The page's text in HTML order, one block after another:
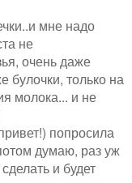
мне надо
не
очень даже
булочки, только на
молока... и не
попросила
думаю, раз уж
и будет